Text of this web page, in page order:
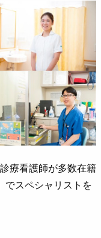
療看護師が多数在籍
でスペシャリストを